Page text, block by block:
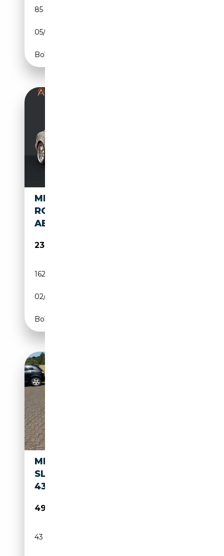
85 000 km
05/1998
Boîte automatique
MERCEDES-BENZ SL 600 V12
ROADSTER*XENON*BOSE*BR
ABUS 19"ZOLL*
23 000€
162 435 km
02/1997
Boîte automatique
MERCEDES-BENZ SL 600
SL600 SAMMLER FAHRZEUG/
43000KM/ LEDER EXCLUSIVE
49 000€
43 000 km